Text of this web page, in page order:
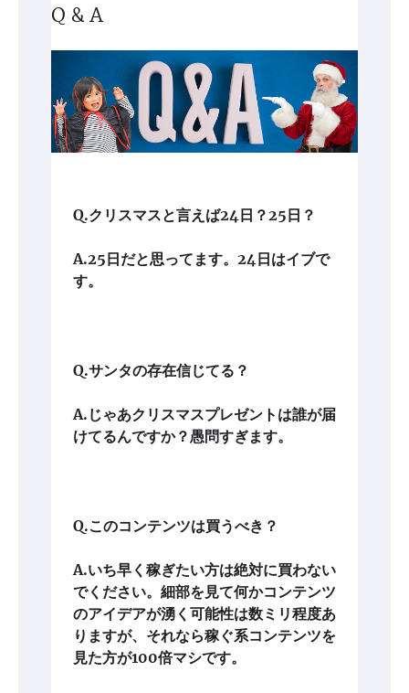
Q & A
Q.クリスマスと言えば24日？25日？
A.25日だと思ってます。24日はイブで
す。
Q.サンタの存在信じてる？
A.じゃあクリスマスプレゼントは誰が届
けてるんですか？愚問すぎます。
Q.このコンテンツは買うべき？
A.いち早く稼ぎたい方は絶対に買わない
でください。細部を見て何かコンテンツ
のアイデアが湧く可能性は数ミリ程度あ
りますが、それなら稼ぐ系コンテンツを
見た方が100倍マシです。